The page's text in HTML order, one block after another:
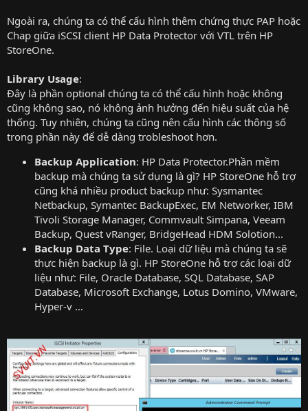
Ngoài ra, chúng ta có thể cấu hình thêm chứng thực PAP hoặc
Chap giữa iSCSI client HP Data Protector với VTL trên HP
StoreOne.
Library Usage:
Đây là phần optional chúng ta có thể cấu hình hoặc không
cũng không sao, nó không ảnh hưởng đến hiệu suất của hệ
thống. Tuy nhiên, chúng ta cũng nên cấu hình các thông số
trong phần này để dễ dàng trobleshoot hơn.
Backup Application: HP Data Protector.Phần mềm
backup mà chúng ta sử dụng là gì? HP StoreOne hỗ trợ
cũng khá nhiều product backup như: Sysmantec
Netbackup, Symantec BackupExec, EM Networker, IBM
Tivoli Storage Manager, Commvault Simpana, Veeam
Backup, Quest vRanger, BridgeHead HDM Solotion...
Backup Data Type: File. Loại dữ liệu mà chúng ta sẽ
thực hiện backup là gì. HP StoreOne hỗ trợ các loại dữ
liệu như: File, Oracle Database, SQL Database, SAP
Database, Microsoft Exchange, Lotus Domino, VMware,
Hyper-v …